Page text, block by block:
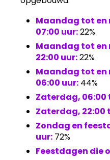
Maandag tot en
07:00 uur:22%
Maandag tot en
22:00 uur:22%
Maandag tot en
06:00 uur: 44%
Zaterdag, 06:00
Zaterdag, 22:00
Zondag en
uur: 72%
Feestdagen die